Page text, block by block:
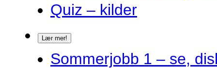
Quiz – kilder
Lær mer!
Sommerjobb 1 – se,